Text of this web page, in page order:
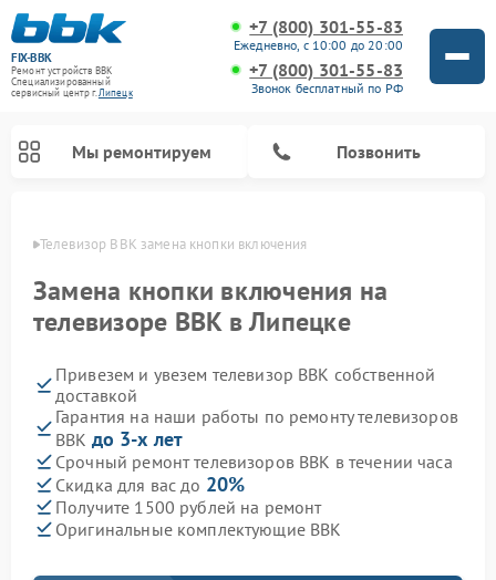
FIX-BBK
Ремонт устройств BBK
Специализированный
cервисный центр г.Липецк
+7 (800) 301-55-83
Ежедневно, с 10:00 до 20:00
+7 (800) 301-55-83
Звонок бесплатный по РФ
Мы ремонтируем Позвонить
Телевизор BBK замена кнопки включения
Замена кнопки включения на
телевизоре BBK в Липецке
Привезем и увезем телевизор BBK собственной
доставкой
Гарантия на наши работы по ремонту телевизоров
BBK до 3-х лет
Срочный ремонт телевизоров BBK в течении часа
Скидка для вас до 20%
Получите 1500 рублей на ремонт
Оригинальные комплектующие BBK